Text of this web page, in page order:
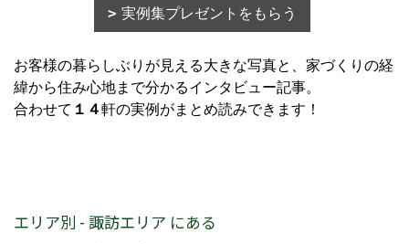
実例集プレゼントをもらう
お客様の暮らしぶりが見える大きな写真と、家づくりの経
緯から住み心地まで分かるインタビュー記事。
合わせて １４軒の実例がまとめ読みできます！
エリア別 - 諏訪エリア にある